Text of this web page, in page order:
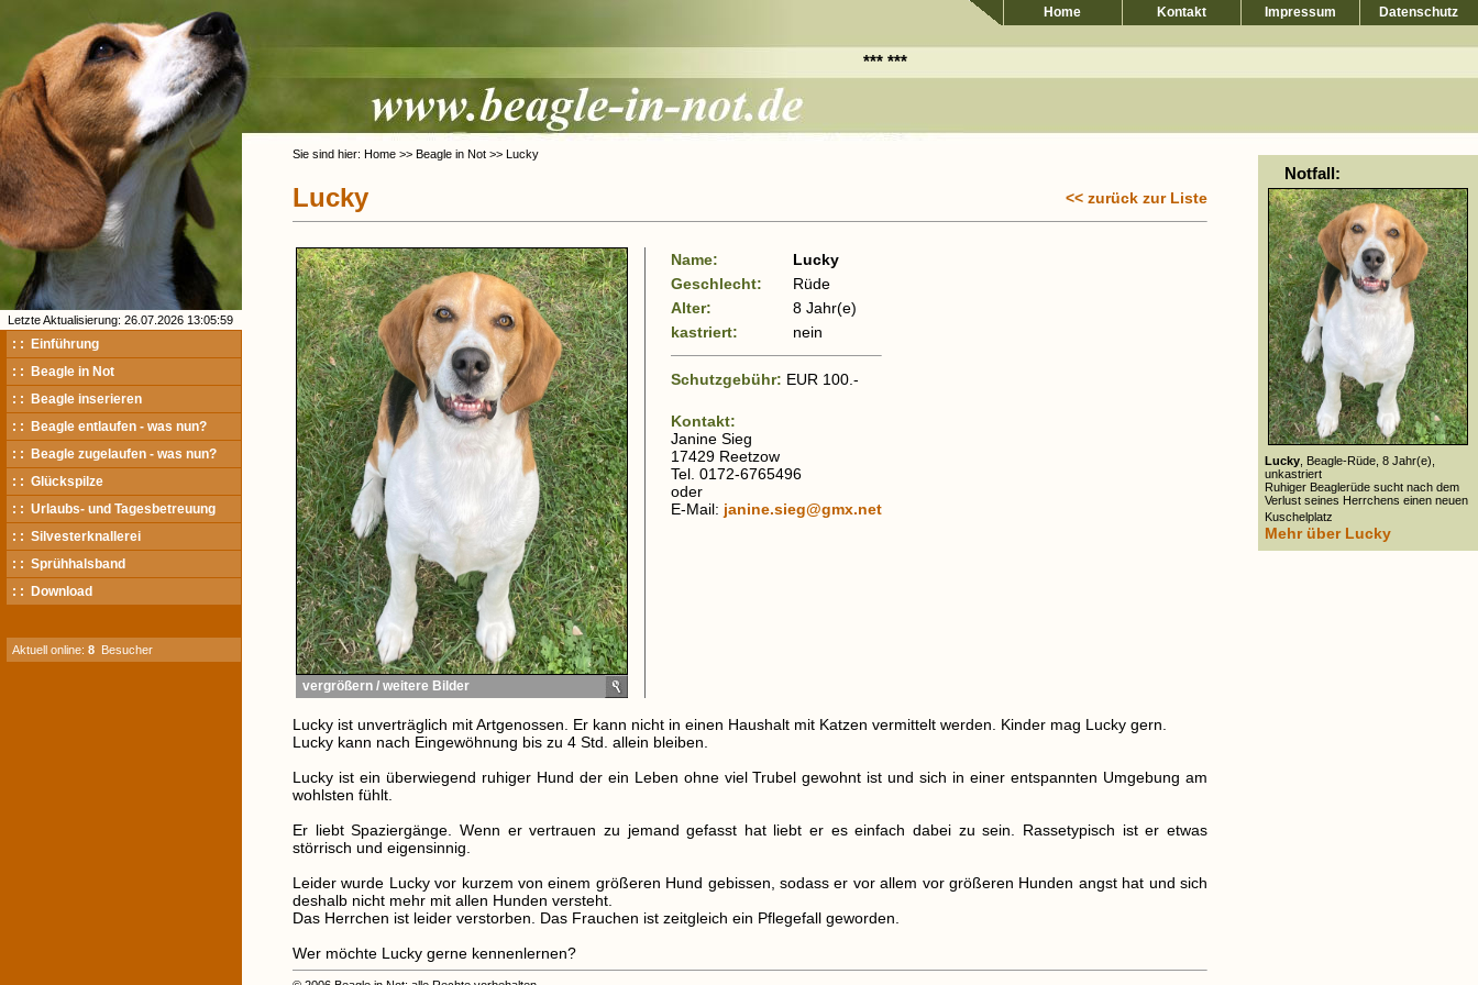
Letzte Aktualisierung: 26.07.2026 13:05:59
: : Einführung
: : Beagle in Not
: : Beagle inserieren
: : Beagle entlaufen - was nun?
: : Beagle zugelaufen - was nun?
: : Glückspilze
: : Urlaubs- und Tagesbetreuung
: : Silvesterknallerei
: : Sprühhalsband
: : Download
Aktuell online: 8 Besucher
Home Kontakt Impressum Datenschutz
*** ***
Sie sind hier: Home >> Beagle in Not >> Lucky
Lucky << zurück zur Liste
vergrößern / weitere Bilder
Name:
Lucky
Geschlecht:
Rüde
Alter:
8 Jahr(e)
kastriert:
nein
Schutzgebühr: EUR 100.-
Kontakt:
Janine Sieg
17429 Reetzow
Tel. 0172-6765496
oder
E-Mail: janine.sieg@gmx.net
Lucky ist unverträglich mit Artgenossen. Er kann nicht in einen Haushalt mit Katzen vermittelt werden. Kinder mag Lucky gern.
Lucky kann nach Eingewöhnung bis zu 4 Std. allein bleiben.
Lucky ist ein überwiegend ruhiger Hund der ein Leben ohne viel Trubel gewohnt ist und sich in einer entspannten Umgebung am
wohlsten fühlt.
Er liebt Spaziergänge. Wenn er vertrauen zu jemand gefasst hat liebt er es einfach dabei zu sein. Rassetypisch ist er etwas
störrisch und eigensinnig.
Leider wurde Lucky vor kurzem von einem größeren Hund gebissen, sodass er vor allem vor größeren Hunden angst hat und sich
deshalb nicht mehr mit allen Hunden versteht.
Das Herrchen ist leider verstorben. Das Frauchen ist zeitgleich ein Pflegefall geworden.
Wer möchte Lucky gerne kennenlernen?
Notfall:
Lucky , Beagle-Rüde, 8 Jahr(e),
unkastriert
Ruhiger Beaglerüde sucht nach dem
Verlust seines Herrchens einen neuen
Kuschelplatz
Mehr über Lucky